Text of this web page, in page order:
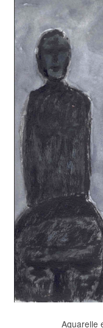
Aquarelle